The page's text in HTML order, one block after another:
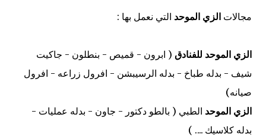
مجالات الزي الموحد التي نعمل بها :
الزي الموحد للفنادق ( ابرون - قميص - بنطلون - جاكيت
شيف - بدله طباخ - بدله الرسيبشن - افرول زراعه - افرول
صيانه)
الزي الموحد الطبي ( بالطو دكتور - جاون - بدله عمليات -
بدله كلاسيك .... )